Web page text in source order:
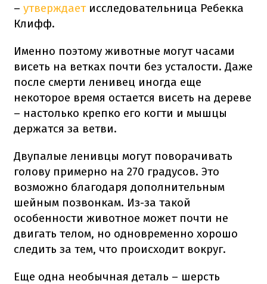
– утверждаетисследовательница Ребекка
Клифф.
Именно поэтому животные могут часами
висеть на ветках почти без усталости. Даже
после смерти ленивец иногда еще
некоторое время остается висеть на дереве
– настолько крепко его когти и мышцы
держатся за ветви.
Двупалые ленивцы могут поворачивать
голову примерно на 270 градусов. Это
возможно благодаря дополнительным
шейным позвонкам. Из-за такой
особенности животное может почти не
двигать телом, но одновременно хорошо
следить за тем, что происходит вокруг.
Еще одна необычная деталь – шерсть